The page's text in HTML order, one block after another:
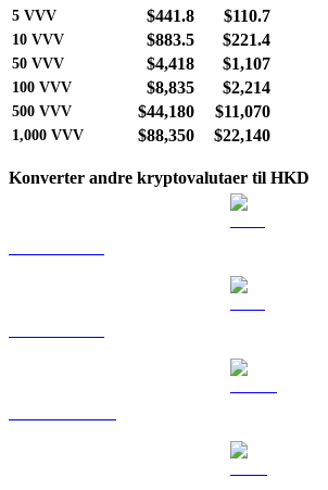
5 VVV $441.8 $110.7
10 VVV $883.5 $221.4
50 VVV $4,418 $1,107
100 VVV $8,835 $2,214
500 VVV $44,180 $11,070
1,000 VVV $88,350 $22,140
Konverter andre kryptovalutaer til HKD